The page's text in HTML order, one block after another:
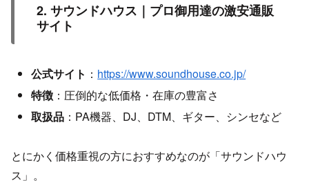
2. サウンドハウス｜プロ御用達の激安通販
サイト
公式サイト ： https://www.soundhouse.co.jp/
特徴 ：圧倒的な低価格・在庫の豊富さ
取扱品 ：PA機器、DJ、DTM、ギター、シンセなど
とにかく価格重視の方におすすめなのが「サウンドハウ
ス」。